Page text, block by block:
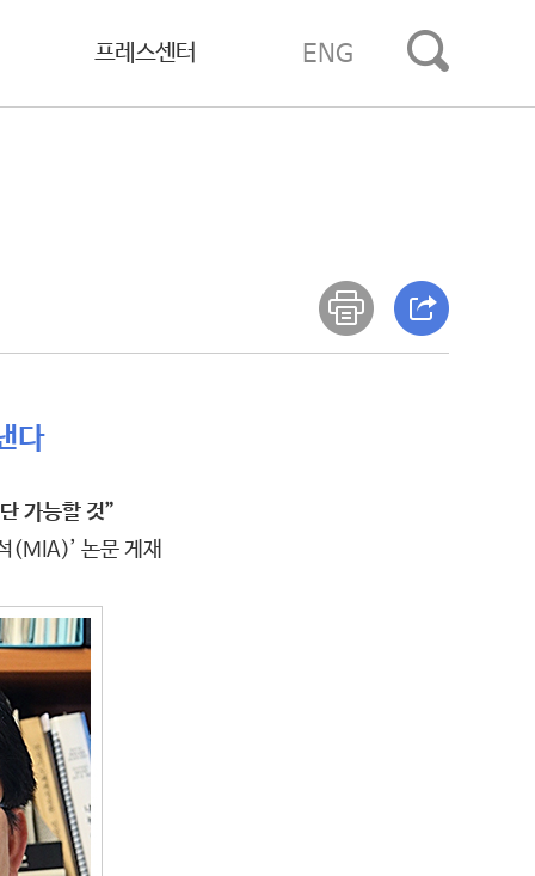
프레스센터 ENG
다
가능할 것”
(MIA)’ 논문 게재